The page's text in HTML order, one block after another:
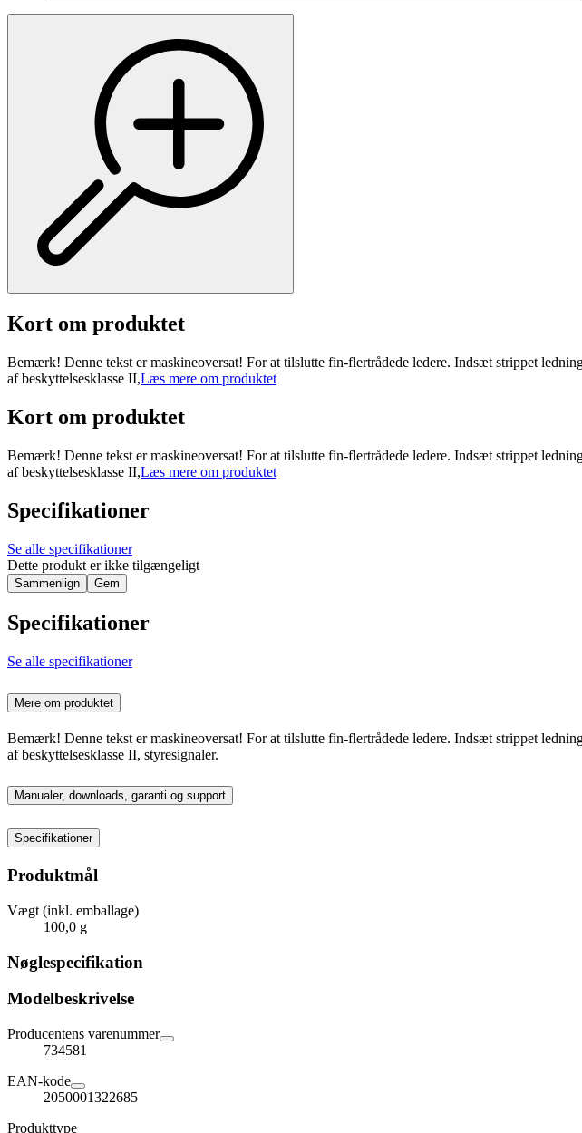
Kort om produktet
Bemærk! Denne tekst er maskineoversat! For at tilslutte fin-flertrådede ledere. Indsæt strippet
af beskyttelsesklasse II,Læs mere om produktet
Kort om produktet
Bemærk! Denne tekst er maskineoversat! For at tilslutte fin-flertrådede ledere. Indsæt strippet
af beskyttelsesklasse II,Læs mere om produktet
Specifikationer
Se alle specifikationer
Dette produkt er ikke tilgængeligt
Sammenlign Gem
Specifikationer
Se alle specifikationer
Mere om produktet
Bemærk! Denne tekst er maskineoversat! For at tilslutte fin-flertrådede ledere. Indsæt strippet
af beskyttelsesklasse II, styresignaler.
Manualer, downloads, garanti og support
Specifikationer
Produktmål
Vægt (inkl. emballage)
100,0 g
Nøglespecifikation
Modelbeskrivelse
Producentens varenummer
734581
EAN-kode
2050001322685
Produkttype